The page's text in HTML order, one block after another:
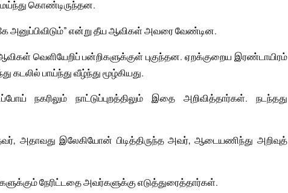
கொண்டிருந்தன.
அனுப்பிவிடும்” என்று தீய ஆவிகள் அவரை வேண்டின.
வெளியேறிப் பன்றிகளுக்குள் புகுந்தன. ஏறக்குறைய இரண்டாயிரம்
கடலில் பாய்ந்து வீழ்ந்து மூழ்கியது.
நகரிலும் நாட்டுப்புறத்திலும் இதை அறிவித்தார்கள். நடந்தது
அதாவது இலேகியோன் பிடித்திருந்த அவர், ஆடையணிந்து அறிவுத்
நேரிட்டதை அவர்களுக்கு எடுத்துரைத்தார்கள்.